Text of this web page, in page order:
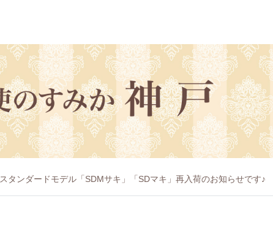
スタンダードモデル「SDMサキ」「SDマキ」再入荷のお知らせです♪